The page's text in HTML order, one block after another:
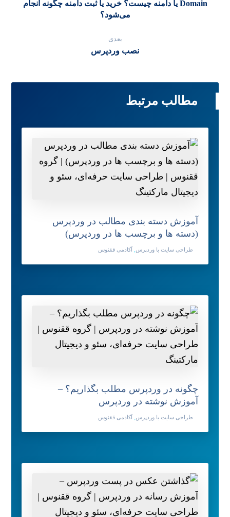
Domain یا دامنه چیست؟ خرید یا ثبت دامنه چگونه انجام
می‌شود؟
بعدی
نصب وردپرس
مطالب مرتبط
آموزش دسته بندی مطالب در وردپرس
(دسته ها و برچسب ها در وردپرس)
طراحی سایت با وردپرس ,آکادمی ققنوس
چگونه در وردپرس مطلب بگذاریم؟ –
آموزش نوشته در وردپرس
طراحی سایت با وردپرس ,آکادمی ققنوس